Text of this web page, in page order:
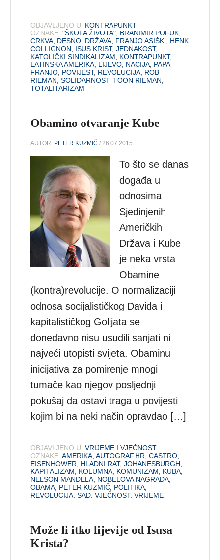
OBJAVLJENO U: KONTRAPUNKT
OZNAKE: "ŠKOLA ŽIVOTA" BRANIMIR POFUK
CRKVA DESNO DRŽAVA FRANJO ASIŠKI
HENK
COLLIGNON
ISUS KRIST,JEDNAKOST,
KATOLIČKI SINDIKALIZAM
KONTRAPUNKT,
LATINSKA AMERIKA LIJEVO NACIJA PAPA
FRANJO POVIJEST, REVOLUCIJA ROB
RIEMAN ,SOLIDARNOST,TOON RIEMAN
TOTALITARIZAM
Obamino otvaranje Kube
AUTOR: PETER KUZMIČ / 26.07.2015.
To što se danas
događa u
odnosima
Sjedinjenih
Američkih
Država i Kube
je neka vrsta
Obamine
(kontra)revolucije. O normalizaciji
odnosa socijalističkog Davida i
kapitalističkog Golijata se
donedavno nisu usudili sanjati ni
najveći utopisti svijeta. Obaminu
inicijativa za pomirenje mnogi
tumače kao njegov posljednji
pokušaj da ostavi traga u povijesti
kojim bi na neki način opravdao […]
OBJAVLJENO U: VRIJEME I VJEČNOST
OZNAKE: AMERIKA ,AUTOGRAF.HR ,CASTRO
EISENHOWER
HLADNI RAT,JOHANESBURGH
KAPITALIZAM
KOLUMNA KOMUNIZAM KUBA
NELSON MANDELA NOBELOVA NAGRADA
OBAMA PETER KUZMIČ POLITIKA
REVOLUCIJA ,SAD ,VJEČNOST,VRIJEME
Može li itko lijevije od Isusa
Krista?